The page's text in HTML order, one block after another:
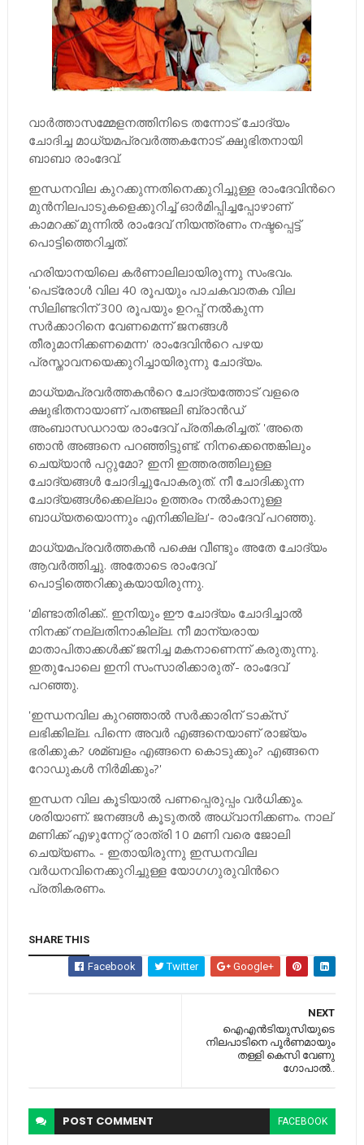
വാര്‍ത്താസമ്മേളനത്തിനിടെ തന്നോട് ചോദ്യം
ചോദിച്ച മാധ്യമപ്രവര്‍ത്തകനോട് ക്ഷുഭിതനായി
ബാബാ രാംദേവ്.
ഇന്ധനവില കുറക്കുന്നതിനെക്കുറിച്ചുള്ള രാംദേവിന്‍റെ
മുന്‍നിലപാടുകളെക്കുറിച്ച്‌ ഓര്‍മിപ്പിച്ചപ്പോഴാണ്
കാമറക്ക് മുന്നില്‍ രാംദേവ് നിയന്ത്രണം നഷ്ടപ്പെട്ട്
പൊട്ടിത്തെറിച്ചത്.
ഹരിയാനയിലെ കര്‍ണാലിലായിരുന്നു സംഭവം.
'പെട്രോള്‍ വില 40 രൂപയും പാചകവാതക വില
സിലിണ്ടറിന് 300 രൂപയും ഉറപ്പ് നല്‍കുന്ന
സര്‍ക്കാറിനെ വേണമെന്ന് ജനങ്ങള്‍
തീരുമാനിക്കണമെന്ന' രാംദേവിന്‍റെ പഴയ
പ്രസ്താവനയെക്കുറിച്ചായിരുന്നു ചോദ്യം.
മാധ്യമപ്രവര്‍ത്തകന്‍റെ ചോദ്യത്തോട് വളരെ
ക്ഷുഭിതനായാണ് പതഞ്ജലി ബ്രാന്‍ഡ്
അംബാസഡറായ രാംദേവ് പ്രതികരിച്ചത്. 'അതെ
ഞാന്‍ അങ്ങനെ പറഞ്ഞിട്ടുണ്ട്. നിനക്കെന്തെങ്കിലും
ചെയ്യാന്‍ പറ്റുമോ? ഇനി ഇത്തരത്തിലുള്ള
ചോദ്യങ്ങള്‍ ചോദിച്ചുപോകരുത്. നീ ചോദിക്കുന്ന
ചോദ്യങ്ങള്‍ക്കെല്ലാം ഉത്തരം നല്‍കാനുള്ള
ബാധ്യതയൊന്നും എനിക്കില്ല'- രാംദേവ് പറഞ്ഞു.
മാധ്യമപ്രവര്‍ത്തകന്‍ പക്ഷെ വീണ്ടും അതേ ചോദ്യം
ആവര്‍ത്തിച്ചു. അതോടെ രാംദേവ്
പൊട്ടിത്തെറിക്കുകയായിരുന്നു.
'മിണ്ടാതിരിക്ക്.. ഇനിയും ഈ ചോദ്യം ചോദിച്ചാല്‍
നിനക്ക് നല്ലതിനാകില്ല. നീ മാന്യരായ
മാതാപിതാക്കള്‍ക്ക് ജനിച്ച മകനാണെന്ന് കരുതുന്നു.
ഇതുപോലെ ഇനി സംസാരിക്കാരുത്'- രാംദേവ്
പറഞ്ഞു.
'ഇന്ധനവില കുറഞ്ഞാല്‍ സര്‍ക്കാരിന് ടാക്സ്
ലഭിക്കില്ല. പിന്നെ അവര്‍ എങ്ങനെയാണ് രാജ്യം
ഭരിക്കുക? ശമ്ബളം എങ്ങനെ കൊടുക്കും? എങ്ങനെ
റോഡുകള്‍ നിര്‍മിക്കും?'
ഇന്ധന വില കൂടിയാല്‍ പണപ്പെരുപ്പം വര്‍ധിക്കും.
ശരിയാണ്. ജനങ്ങള്‍ കൂടുതല്‍ അധ്വാനിക്കണം. നാല്
മണിക്ക് എഴുന്നേറ്റ് രാത്രി 10 മണി വരെ ജോലി
ചെയ്യണം. - ഇതായിരുന്നു ഇന്ധനവില
വര്‍ധനവിനെക്കുറിച്ചുള്ള യോഗഗുരുവിന്‍റെ
പ്രതികരണം.
SHARE THIS
Facebook Twitter Google+
NEXT
ഐഎന്‍ടിയുസിയുടെ
നിലപാടിനെ പൂര്‍ണമായും
തള്ളി കെസി വേണു​
ഗോപാൽ..
POST COMMENT FACEBOOK